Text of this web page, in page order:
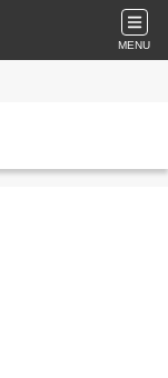
MENU